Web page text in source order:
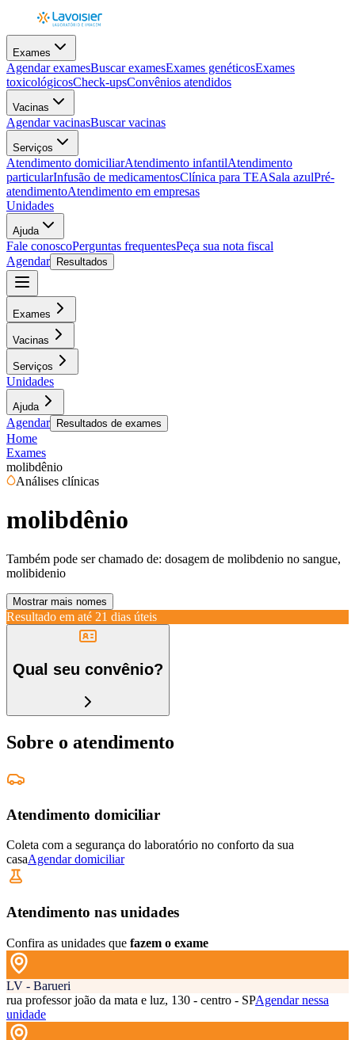
Exames
Agendar examesBuscar examesExames genéticosExames
toxicológicosCheck-upsConvênios atendidos
Vacinas
Agendar vacinasBuscar vacinas
Serviços
Atendimento domiciliarAtendimento infantilAtendimento
particularInfusão de medicamentosClínica para TEASala azulPré-
atendimentoAtendimento em empresas
Unidades
Ajuda
Fale conoscoPerguntas frequentesPeça sua nota fiscal
Agendar
Resultados
Exames
Vacinas
Serviços
Unidades
Ajuda
Agendar Resultados de exames
Home
Exames
molibdênio
Análises clínicas
molibdênio
Também pode ser chamado de: dosagem de molibdenio no sangue,
molibidenio
Mostrar mais nomes
Resultado em até 21 dias úteis
Qual seu convênio?
Sobre o atendimento
Atendimento domiciliar
Coleta com a segurança do laboratório no conforto da sua
casaAgendar domiciliar
Atendimento nas unidades
Confira as unidades que fazem o exame
LV - Barueri
rua professor joão da mata e luz, 130 - centro - SPAgendar nessa
unidade